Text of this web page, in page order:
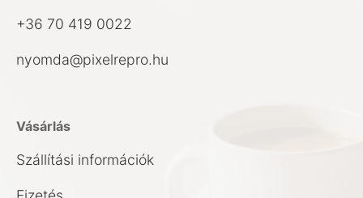
+36 70 419 0022
nyomda@pixelrepro.hu
Vásárlás
Szállítási információk